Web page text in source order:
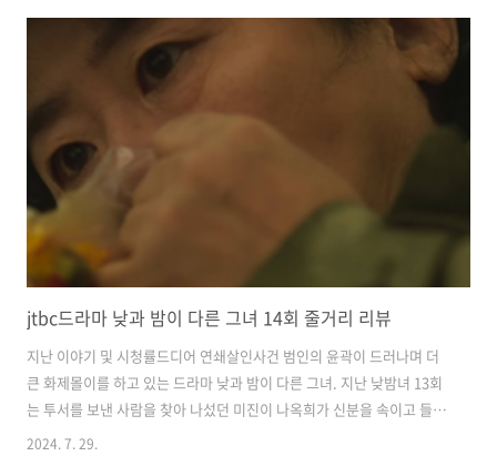
jtbc드라마 낮과 밤이 다른 그녀 14회 줄거리 리뷰
지난 이야기 및 시청률드디어 연쇄살인사건 범인의 윤곽이 드러나며 더
큰 화제몰이를 하고 있는 드라마 낮과 밤이 다른 그녀. 지난 낮밤녀 13회
는 투서를 보낸 사람을 찾아 나섰던 미진이 나옥희가 신분을 속이고 들어
온 인턴이라는 사실을 알게 되는 것으로 마무리되었습니다. 낮과 밤이 다
2024. 7. 29.